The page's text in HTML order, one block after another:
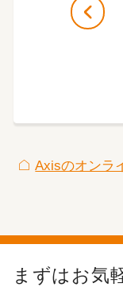
Axisのオンラ
まずはお気